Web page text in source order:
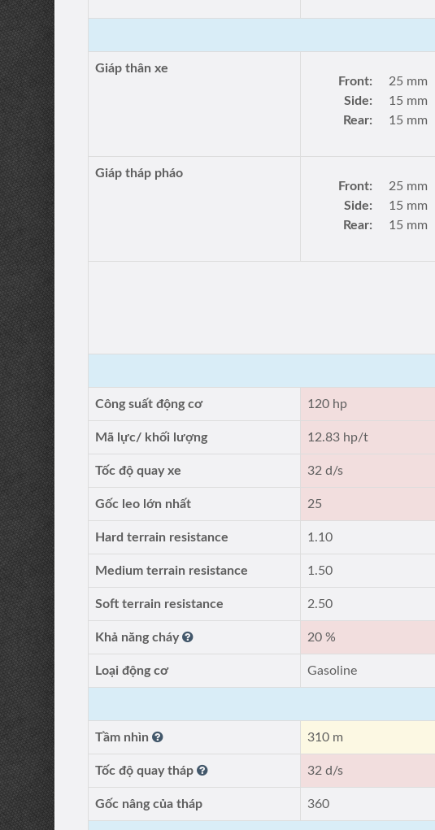
Giáp thân xe
Front:
25 mm
Side:
15 mm
Rear:
15 mm
Giáp tháp pháo
Front:
25 mm
Side:
15 mm
Rear:
15 mm
Công suất động cơ 120 hp
Mã lực/ khối lượng 12.83 hp/t
Tốc độ quay xe 32 d/s
Gốc leo lớn nhất 25
Hard terrain resistance 1.10
Medium terrain resistance 1.50
Soft terrain resistance 2.50
Khả năng cháy 20 %
Loại động cơ Gasoline
Tầm nhìn 310 m
Tốc độ quay tháp 32 d/s
Gốc nâng của tháp 360